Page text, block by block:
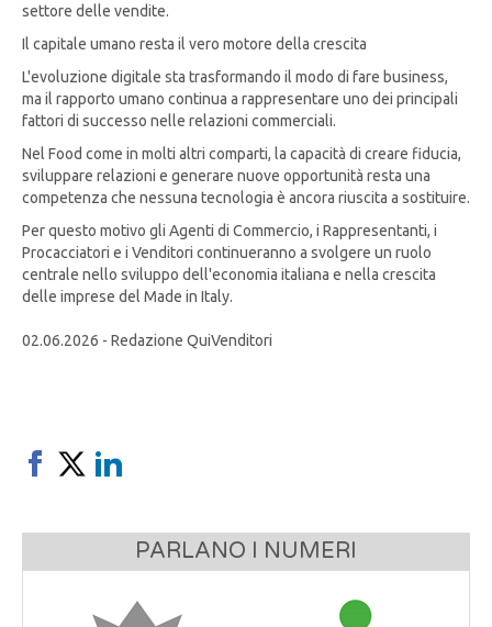
settore delle vendite.
Il capitale umano resta il vero motore della crescita
L'evoluzione digitale sta trasformando il modo di fare business,
ma il rapporto umano continua a rappresentare uno dei principali
fattori di successo nelle relazioni commerciali.
Nel Food come in molti altri comparti, la capacità di creare fiducia,
sviluppare relazioni e generare nuove opportunità resta una
competenza che nessuna tecnologia è ancora riuscita a sostituire.
Per questo motivo gli Agenti di Commercio, i Rappresentanti, i
Procacciatori e i Venditori continueranno a svolgere un ruolo
centrale nello sviluppo dell'economia italiana e nella crescita
delle imprese del Made in Italy.
02.06.2026 - Redazione QuiVenditori
PARLANO I NUMERI